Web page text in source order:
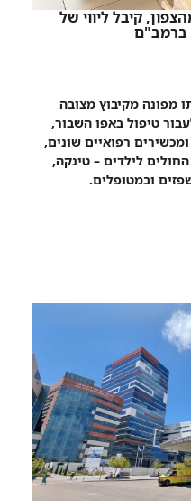
קיבל ליווי של
ברמב"ם
13.5, שמשפחתו מפונה מקיבוץ מצובה
טיפול באפו השבור,
רפואיים שונים,
לילדים – טינקה,
ובמטופלים.